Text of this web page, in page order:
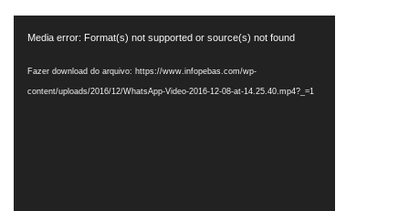
vídeo
Media error: Format(s) not supported or source(s) not found
Fazer download do arquivo: https://www.infopebas.com/wp-
content/uploads/2016/12/WhatsApp-Video-2016-12-08-at-14.25.40.mp4?_=1